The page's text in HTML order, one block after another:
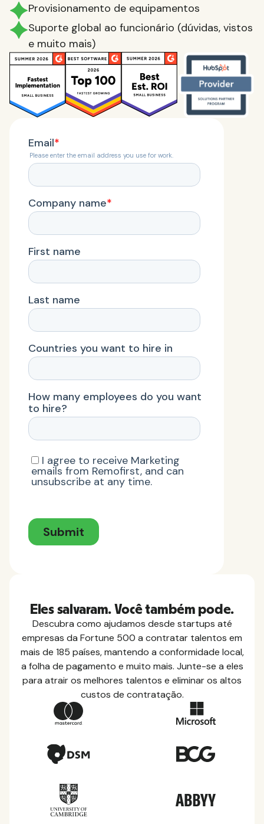
Provisionamento de equipamentos
Suporte global ao funcionário (dúvidas, vistos
e muito mais)
Eles salvaram. Você também pode.
Descubra como ajudamos desde startups até
empresas da Fortune 500 a contratar talentos em
mais de 185 países, mantendo a conformidade local,
a folha de pagamento e muito mais. Junte-se a eles
para atrair os melhores talentos e eliminar os altos
custos de contratação.